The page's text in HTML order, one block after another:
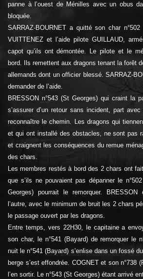
panne à l’ouest de Ménilles avec un obus
bloquée.
SARRAZ-BOURNET a quitté son char
VUITTENEZ et l’aide pilote GUILLAUD,
capot qu’ils ont démontée. Le pilote et le
bord. Ils remettent aux dragons tenant la forêt
allemands dont un officier blessé. SARRAZ-
demander de l’aide.
BRESSON n°543 (St Georges) qui craint la
s’assurer d’un retour sans incident, part
reconnaître le chemin. Les dragons qui
et qui ont installé des obstacles, ne sont pas
et craignent les conséquences du remue
des chars.
Les membres restés à bord des 2 chars ont
que s’ils ne pouvaient pas dépanner le
Georges) pourrait le remorquer. BRESSON
l’autre, avec le minimum de bruit les 2 chars
le passage ouvert par les dragons.
Entre temps, vers 22H30, le capitaine a
son char, le n°541 (Bayard) de remorquer le
nuit le n°541 (Bayard) s’enlise dans un fossé
berge s’est effondrée. COGNET et son n°738
l’en sortir. Le n°543 (St Georges) étant arrivé